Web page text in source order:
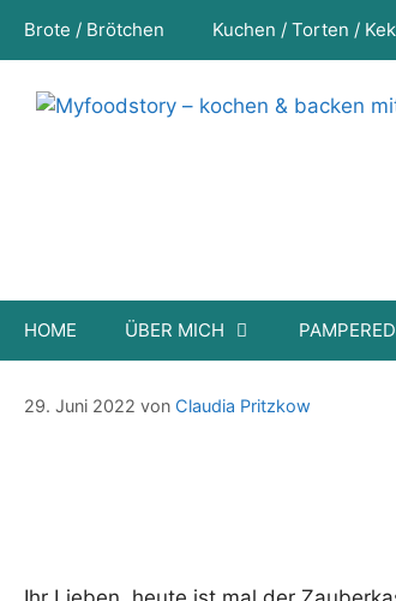
Inhalt
Brote / Brötchen Kuchen / Torten /
HOME ÜBER MICH
Karotten Deern
29. Juni 2022 von Claudia Pritzkow